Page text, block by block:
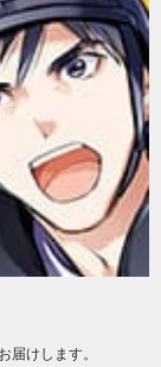
届けします。